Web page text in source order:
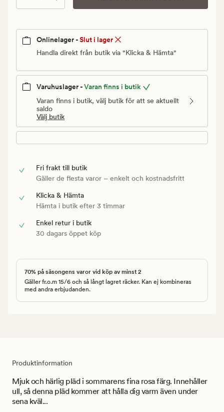
Onlinelager -Slut i lager
Handla direkt från butik via "Klicka & Hämta"
Varuhuslager -Varan finns i butik
Varan finns i butik, välj butik för att se aktuellt
saldo
Välj butik
Fri frakt till butik
Gäller de flesta varor – enkelt och kostnadsfritt
Klicka & Hämta
Hämta i butik efter 3 timmar
Enkel retur i butik
30 dagars öppet köp
70% på säsongens varor vid köp av minst 2
Gäller fr.o.m 15/6 och så långt lagret räcker. Kan ej kombineras
med andra erbjudanden.
Produktinformation
Mjuk och härlig pläd i sommarens fina rosa färg. Innehåller
ull, så denna pläd kommer att hålla dig varm även under
sena kväl...